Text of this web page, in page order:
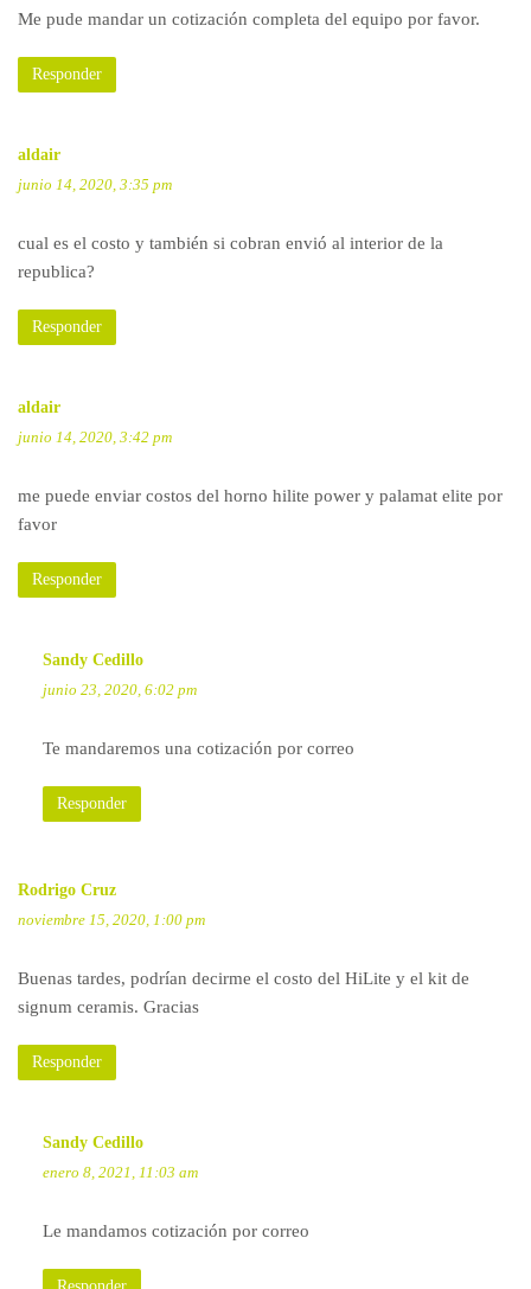
Me pude mandar un cotización completa del equipo por favor.
Responder
aldair
junio 14, 2020, 3:35 pm
cual es el costo y también si cobran envió al interior de la
republica?
Responder
aldair
junio 14, 2020, 3:42 pm
me puede enviar costos del horno hilite power y palamat elite por
favor
Responder
Sandy Cedillo
junio 23, 2020, 6:02 pm
Te mandaremos una cotización por correo
Responder
Rodrigo Cruz
noviembre 15, 2020, 1:00 pm
Buenas tardes, podrían decirme el costo del HiLite y el kit de
signum ceramis. Gracias
Responder
Sandy Cedillo
enero 8, 2021, 11:03 am
Le mandamos cotización por correo